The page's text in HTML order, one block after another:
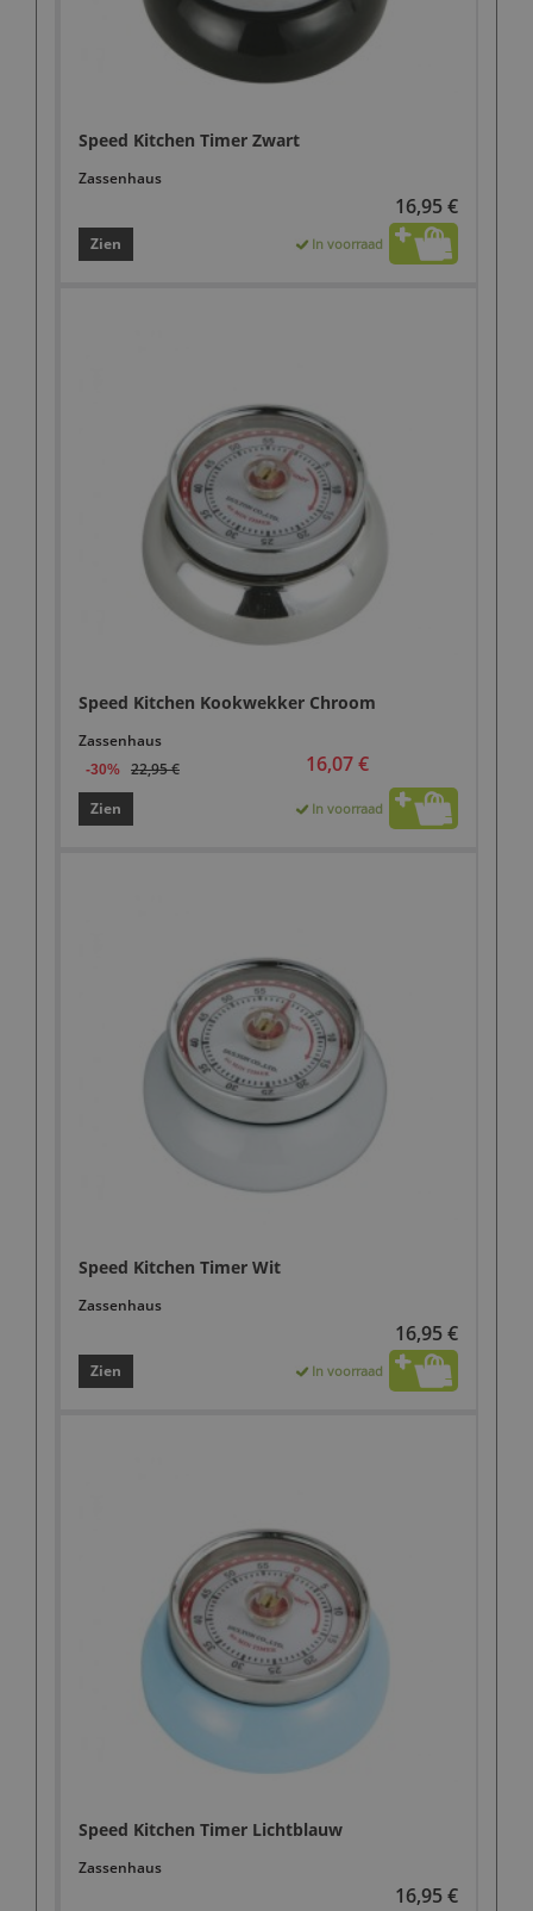
Speed Kitchen Timer Zwart
Zassenhaus
16,95 €
Zien In voorraad
Speed Kitchen Kookwekker Chroom
Zassenhaus
-30% 22,95 € 16,07 €
Zien In voorraad
Speed Kitchen Timer Wit
Zassenhaus
16,95 €
Zien In voorraad
Speed Kitchen Timer Lichtblauw
Zassenhaus
16,95 €